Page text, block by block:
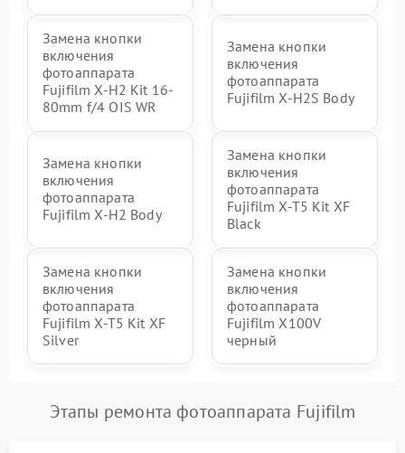
Замена кнопки
включения
фотоаппарата
Fujifilm X-H2 Kit 16-
80mm f/4 OIS WR
Замена кнопки
включения
фотоаппарата
Fujifilm X-H2S Body
Замена кнопки
включения
фотоаппарата
Fujifilm X-H2 Body
Замена кнопки
включения
фотоаппарата
Fujifilm X-T5 Kit XF
Black
Замена кнопки
включения
фотоаппарата
Fujifilm X-T5 Kit XF
Silver
Замена кнопки
включения
фотоаппарата
Fujifilm X100V
черный
Этапы ремонта фотоаппарата Fujifilm